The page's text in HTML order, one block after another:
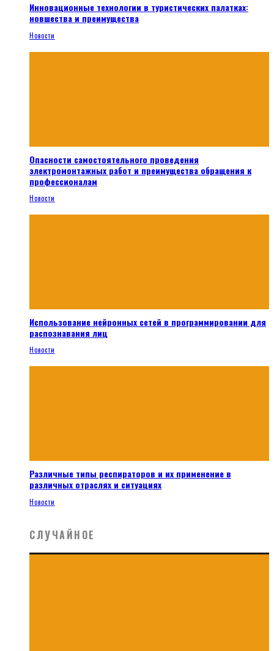
Инновационные технологии в туристических палатках:
новшества и преимущества
Новости
Опасности самостоятельного проведения
электромонтажных работ и преимущества обращения к
профессионалам
Новости
Использование нейронных сетей в программировании для
распознавания лиц
Новости
Различные типы респираторов и их применение в
различных отраслях и ситуациях
Новости
СЛУЧАЙНОЕ